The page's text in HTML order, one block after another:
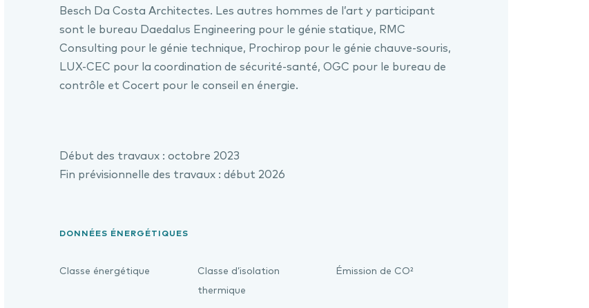
Besch Da Costa Architectes. Les autres hommes de l’art y participant
sont le bureau Daedalus Engineering pour le génie statique, RMC
Consulting pour le génie technique, Prochirop pour le génie chauve-souris,
LUX-CEC pour la coordination de sécurité-santé, OGC pour le bureau de
contrôle et Cocert pour le conseil en énergie.
Début des travaux : octobre 2023
Fin prévisionnelle des travaux : début 2026
DONNÉES ÉNERGÉTIQUES
Classe énergétique
Classe d’isolation
thermique
Émission de CO²